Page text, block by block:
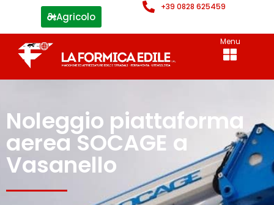
Agricolo
+39 0828 625459
Menu
Noleggio piattaforma
aerea SOCAGE a
Vasanello